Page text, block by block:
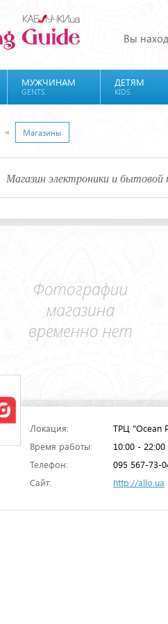
Вы
МУЖЧИНАМ
GENTS
ДЕТЯМ
KIDS
Магазины
Магазин электроники и бытовой
Локация:
ТРЦ "Ocean
Время работы:
10:00 - 22:00
Телефон:
095 567-73-
Сайт:
http://allo.ua